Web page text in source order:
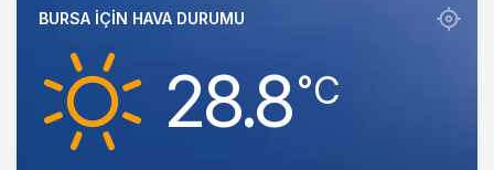
BURSA IÇIN HAVA DURUMU
28.8‎°C